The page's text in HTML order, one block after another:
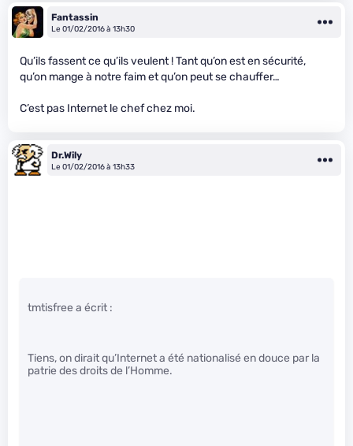
Fantassin
Le 01/02/2016 à 13h30
Qu’ils fassent ce qu’ils veulent ! Tant qu’on est en sécurité,
qu’on mange à notre faim et qu’on peut se chauffer…
C’est pas Internet le chef chez moi.
Dr.Wily
Le 01/02/2016 à 13h33
tmtisfree a écrit :
Tiens, on dirait qu’Internet a été nationalisé en douce par la
patrie des droits de l’Homme.